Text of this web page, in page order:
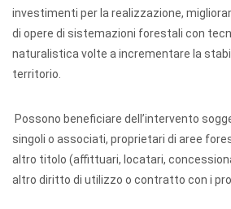
investimenti per la realizzazione,
di opere di sistemazioni forestali con
naturalistica volte a incrementare la
territorio.
Possono beneficiare dell’intervento
singoli o associati, proprietari di aree
altro titolo (affittuari, locatari,
altro diritto di utilizzo o contratto con i